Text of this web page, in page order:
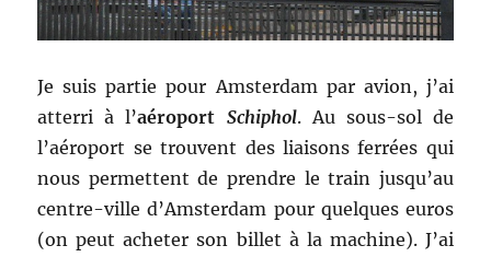
Je suis partie pour Amsterdam par avion, j’ai
atterri à l’aéroport Schiphol. Au sous-sol de
l’aéroport se trouvent des liaisons ferrées qui
nous permettent de prendre le train jusqu’au
centre-ville d’Amsterdam pour quelques euros
(on peut acheter son billet à la machine). J’ai